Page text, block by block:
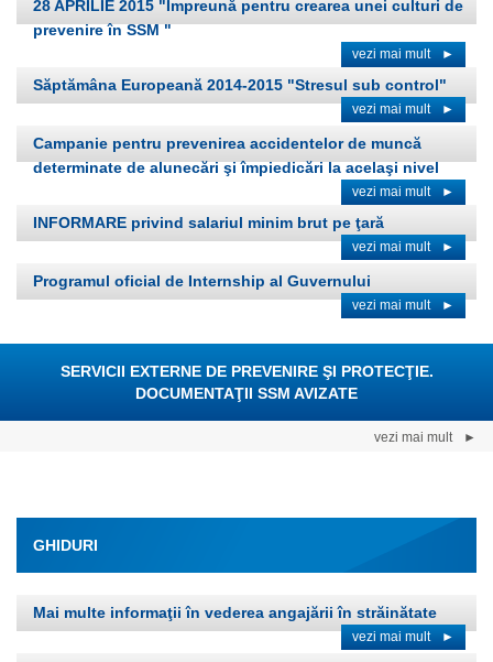
28 APRILIE 2015 "Împreună pentru crearea unei culturi de
prevenire în SSM "
vezi mai mult ►
Săptămâna Europeană 2014-2015 "Stresul sub control"
vezi mai mult ►
Campanie pentru prevenirea accidentelor de muncă
determinate de alunecări şi împiedicări la acelaşi nivel
vezi mai mult ►
INFORMARE privind salariul minim brut pe ţară
vezi mai mult ►
Programul oficial de Internship al Guvernului
vezi mai mult ►
SERVICII EXTERNE DE PREVENIRE ŞI PROTECŢIE.
DOCUMENTAŢII SSM AVIZATE
vezi mai mult ►
GHIDURI
Mai multe informaţii în vederea angajării în străinătate
vezi mai mult ►